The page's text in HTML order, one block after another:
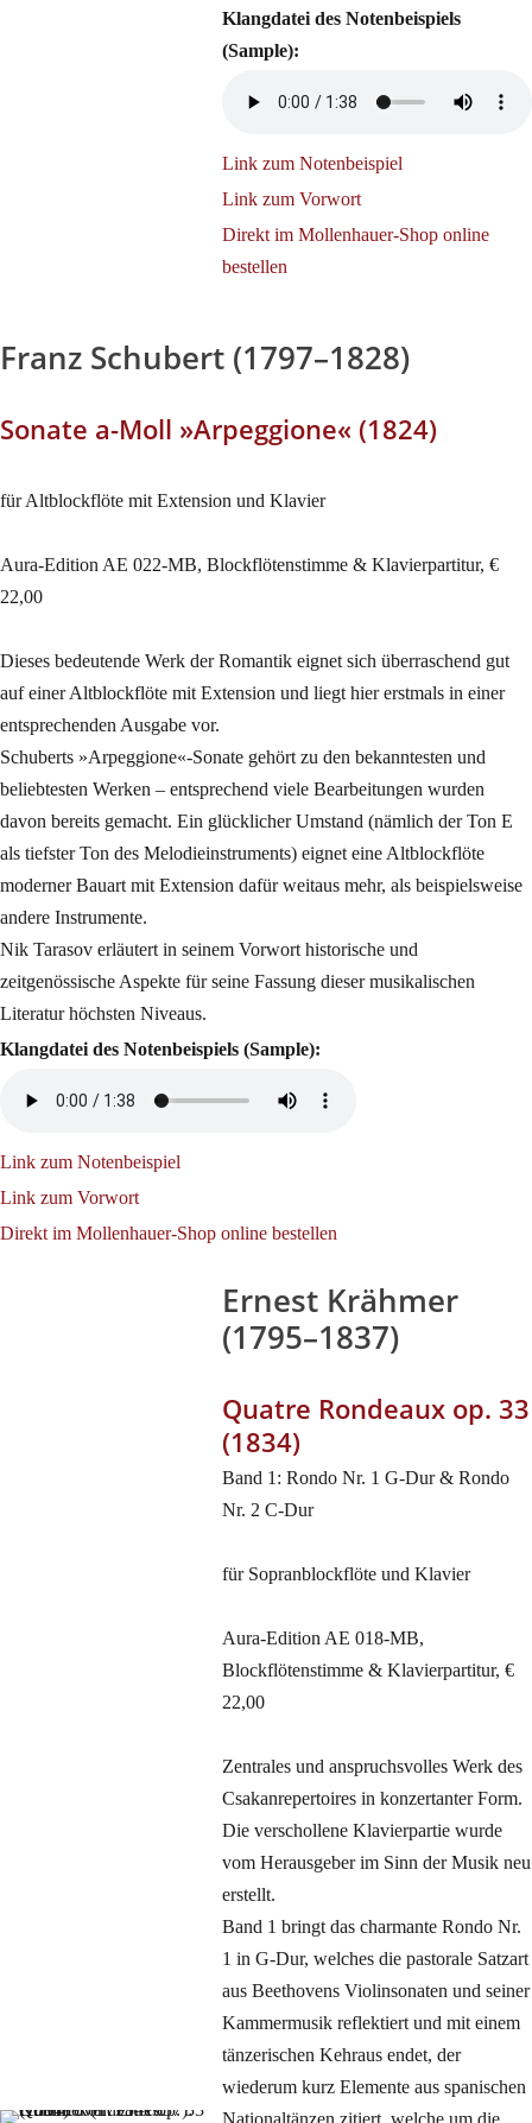
Klangdatei des Notenbeispiels
(Sample):
Link zum Notenbeispiel
Link zum Vorwort
Direkt im Mollenhauer-Shop online
bestellen
Franz Schubert (1797–1828)
Sonate a-Moll »Arpeggione« (1824)
für Altblockflöte mit Extension und Klavier
Aura-Edition AE 022-MB, Blockflötenstimme & Klavierpartitur, €
22,00
Dieses bedeutende Werk der Romantik eignet sich überraschend gut
auf einer Altblockflöte mit Extension und liegt hier erstmals in einer
entsprechenden Ausgabe vor.
Schuberts »Arpeggione«-Sonate gehört zu den bekanntesten und
beliebtesten Werken – entsprechend viele Bearbeitungen wurden
davon bereits gemacht. Ein glücklicher Umstand (nämlich der Ton E
als tiefster Ton des Melodieinstruments) eignet eine Altblockflöte
moderner Bauart mit Extension dafür weitaus mehr, als beispielsweise
andere Instrumente.
Nik Tarasov erläutert in seinem Vorwort historische und
zeitgenössische Aspekte für seine Fassung dieser musikalischen
Literatur höchsten Niveaus.
Klangdatei des Notenbeispiels (Sample):
Link zum Notenbeispiel
Link zum Vorwort
Direkt im Mollenhauer-Shop online bestellen
Ernest Krähmer
(1795–1837)
Quatre Rondeaux op. 33
(1834)
Band 1: Rondo Nr. 1 G-Dur & Rondo
Nr. 2 C-Dur
für Sopranblockflöte und Klavier
Aura-Edition AE 018-MB,
Blockflötenstimme & Klavierpartitur, €
22,00
Zentrales und anspruchsvolles Werk des
Csakanrepertoires in konzertanter Form.
Die verschollene Klavierpartie wurde
vom Herausgeber im Sinn der Musik neu
erstellt.
Band 1 bringt das charmante Rondo Nr.
1 in G-Dur, welches die pastorale Satzart
aus Beethovens Violinsonaten und seiner
Kammermusik reflektiert und mit einem
tänzerischen Kehraus endet, der
wiederum kurz Elemente aus spanischen
Nationaltänzen zitiert, welche um die